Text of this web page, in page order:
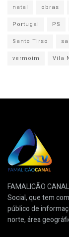
natal
obras
Portugal
PS
Santo Tirso
vermoim
Vila
FAMALICÃO
Social, que tem
público de
norte, área